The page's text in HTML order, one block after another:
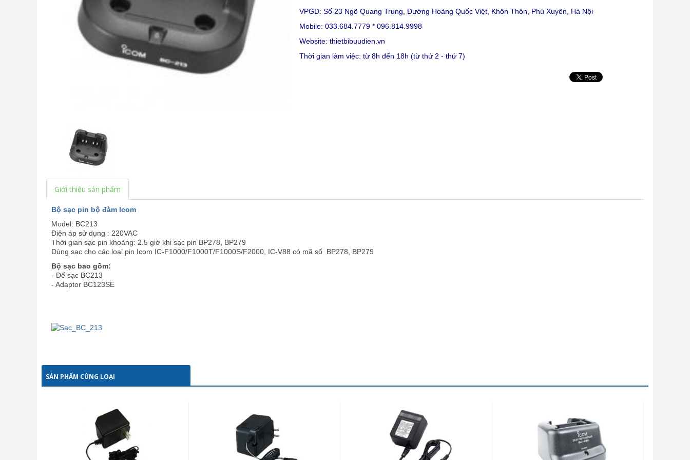
VPGD: Số 23 Ngõ Quang Trung, Đường Hoàng Quốc Việt, Khôn Thôn, Phú Xuyên, Hà Nội
Mobile: 033.684.7779 * 096.814.9998
Website: thietbibuudien.vn
Thời gian làm việc: từ 8h đến 18h (từ thứ 2 - thứ 7)
Giới thiệu sản phẩm
Bộ sạc pin bộ đàm Icom
Model: BC213
Điện áp sử dụng : 220VAC
Thời gian sạc pin khoảng: 2.5 giờ khi sạc pin BP278, BP279
Dùng sạc cho các loại pin Icom IC-F1000/F1000T/F1000S/F2000, IC-V88 có mã số BP278, BP279
Bộ sạc bao gồm:
- Đế sạc BC213
- Adaptor BC123SE
SẢN PHẨM CÙNG LOẠI